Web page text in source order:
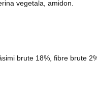
vegetala, amidon.
brute 18%, fibre brute